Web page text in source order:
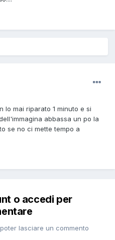
lo mai riparato 1 minuto e si
abbassa un po la
se no ci mette tempo a
o accedi per
lasciare un commento